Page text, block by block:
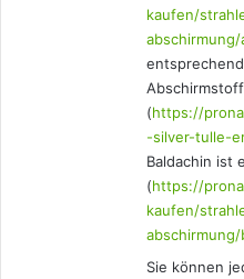
kaufen/
Abschirmstoff
(https://
-silver-tulle-
Baldachin ist
(https://
kaufen/
Sie können